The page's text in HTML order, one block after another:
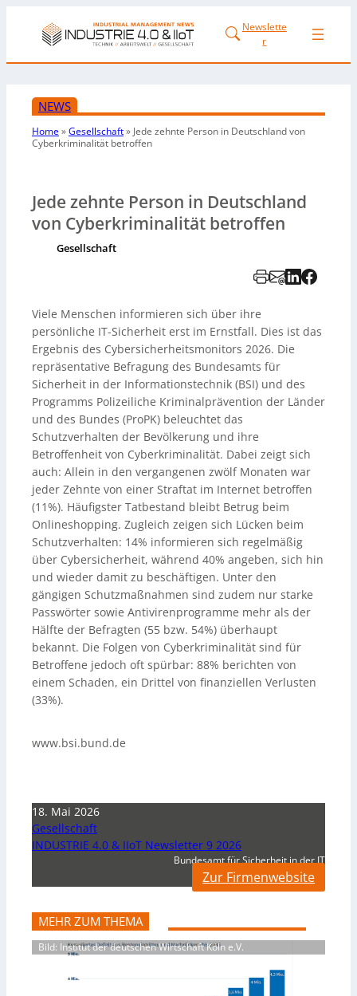
Newslette
r
NEWS
Home»Gesellschaft» Jede zehnte Person in Deutschland von
Cyberkriminalität betroffen
Jede zehnte Person in Deutschland
von Cyberkriminalität betroffen
Gesellschaft
Viele Menschen informieren sich über ihre
persönliche IT-Sicherheit erst im Ernstfall. Dies ist das
Ergebnis des Cybersicherheitsmonitors 2026. Die
repräsentative Befragung des Bundesamts für
Sicherheit in der Informationstechnik (BSI) und des
Programms Polizeiliche Kriminalprävention der Länder
und des Bundes (ProPK) beleuchtet das
Schutzverhalten der Bevölkerung und ihre
Betroffenheit von Cyberkriminalität. Dabei zeigt sich
auch: Allein in den vergangenen zwölf Monaten war
jeder Zehnte von einer Straftat im Internet betroffen
(11%). Häufigster Tatbestand bleibt Betrug beim
Onlineshopping. Zugleich zeigen sich Lücken beim
Schutzverhalten: 14% informieren sich regelmäßig
über Cybersicherheit, während 40% angeben, sich hin
und wieder damit zu beschäftigen. Unter den
gängigen Schutzmaßnahmen sind zudem nur starke
Passwörter sowie Antivirenprogramme mehr als der
Hälfte der Befragten (55 bzw. 54%) überhaupt
bekannt. Die Folgen von Cyberkriminalität sind für
Betroffene jedoch oft spürbar: 88% berichten von
einem Schaden, ein Drittel von finanziellen Verlusten
(33%).
www.bsi.bund.de
18. Mai 2026
Gesellschaft
INDUSTRIE 4.0 & IIoT Newsletter 9 2026
Bundesamt für Sicherheit in der IT
Zur Firmenwebsite
MEHR ZUM THEMA
Bild: Institut der deutschen Wirtschaft Köln e.V.